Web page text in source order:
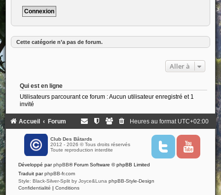
Cette catégorie n’a pas de forum.
Aller à
Qui est en ligne
Utilisateurs parcourant ce forum : Aucun utilisateur enregistré et 1
invité
Accueil Forum Heures au format UTC+02:00
Club Des Bâtards
2012 - 2026 © Tous droits réservés
Toute reproduction interdite
T
i
Y
u
Développé parphpBB® Forum Software © phpBB Limited
Traduit parphpBB-fr.com
Style: Black-Silver-Split by Joyce&Luna phpBB-Style-Design
Confidentialité | Conditions